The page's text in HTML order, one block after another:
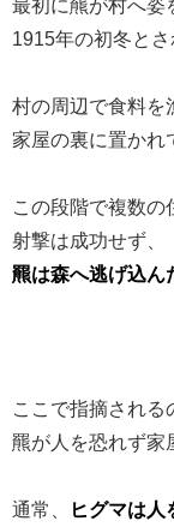
最初に羆が村へ姿
1915年の初冬とさ
村の周辺で食料を
家屋の裏に置かれ
この段階で複数の
射撃は成功せず、
羆は森へ逃げ込ん
ここで指摘される
羆が人を恐れず家
通常、
ヒグマは人